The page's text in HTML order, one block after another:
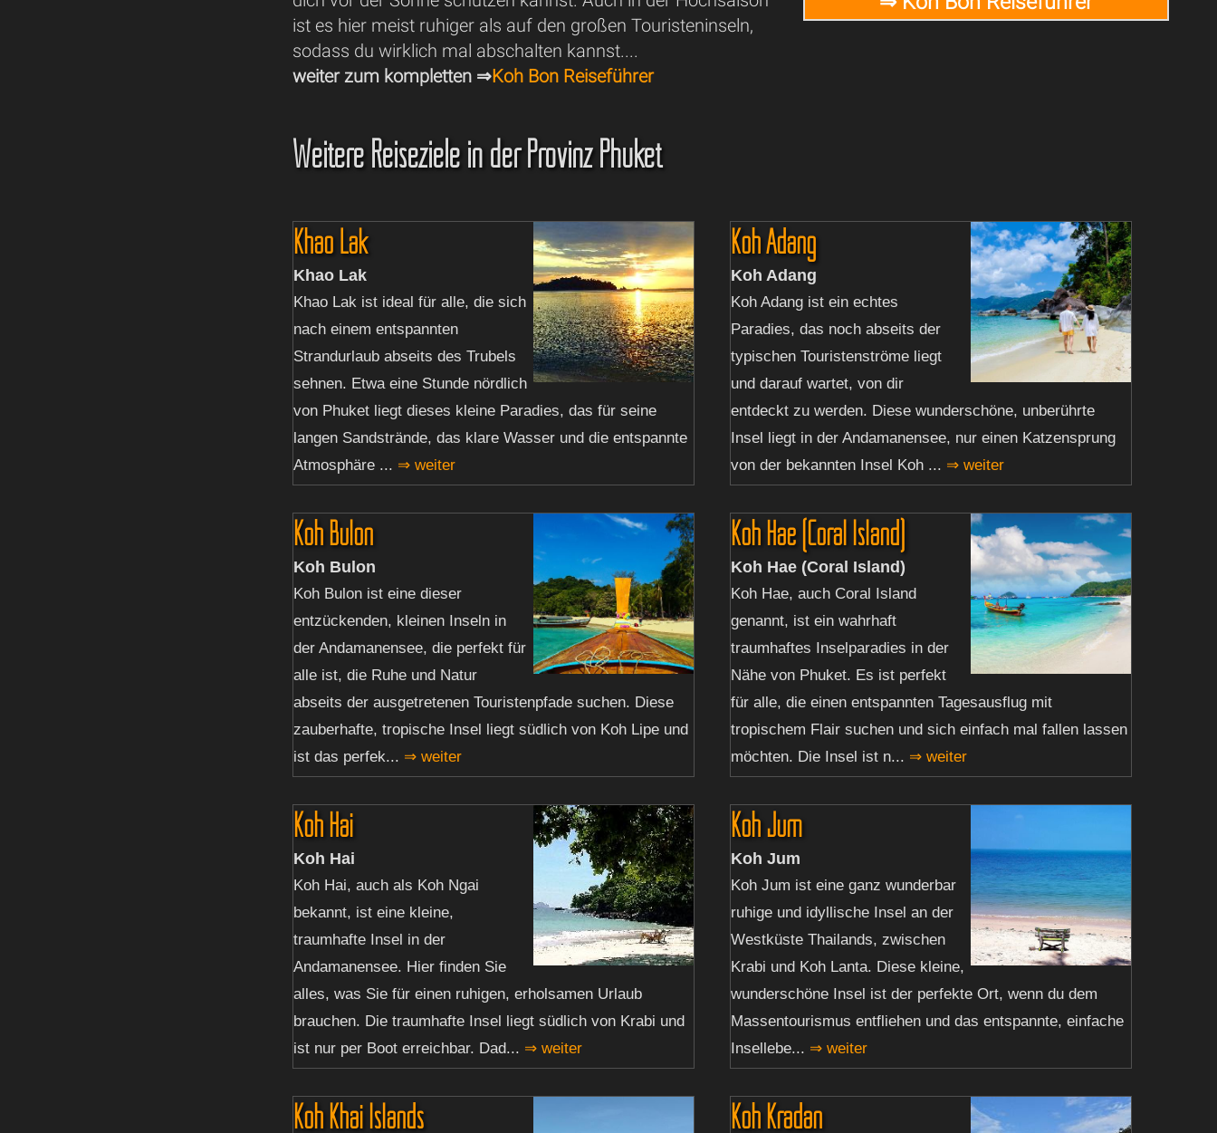
ist es hier meist ruhiger als auf den großen Touristeninseln,
sodass du wirklich mal abschalten kannst....
weiter zum kompletten ⇒Koh Bon Reiseführer
Weitere Reiseziele in der Provinz Phuket
Khao Lak
Khao Lak
Khao Lak ist ideal für alle, die sich
nach einem entspannten
Strandurlaub abseits des Trubels
sehnen. Etwa eine Stunde nördlich
von Phuket liegt dieses kleine Paradies, das für seine
langen Sandstrände, das klare Wasser und die entspannte
Atmosphäre ... ⇒ weiter
Koh Adang
Koh Adang
Koh Adang ist ein echtes
Paradies, das noch abseits der
typischen Touristenströme liegt
und darauf wartet, von dir
entdeckt zu werden. Diese wunderschöne, unberührte
Insel liegt in der Andamanensee, nur einen Katzensprung
von der bekannten Insel Koh ... ⇒ weiter
Koh Bulon
Koh Bulon
Koh Bulon ist eine dieser
entzückenden, kleinen Inseln in
der Andamanensee, die perfekt für
alle ist, die Ruhe und Natur
abseits der ausgetretenen Touristenpfade suchen. Diese
zauberhafte, tropische Insel liegt südlich von Koh Lipe und
ist das perfek... ⇒ weiter
Koh Hae (Coral Island)
Koh Hae (Coral Island)
Koh Hae, auch Coral Island
genannt, ist ein wahrhaft
traumhaftes Inselparadies in der
Nähe von Phuket. Es ist perfekt
für alle, die einen entspannten Tagesausflug mit
tropischem Flair suchen und sich einfach mal fallen lassen
möchten. Die Insel ist n... ⇒ weiter
Koh Hai
Koh Hai
Koh Hai, auch als Koh Ngai
bekannt, ist eine kleine,
traumhafte Insel in der
Andamanensee. Hier finden Sie
alles, was Sie für einen ruhigen, erholsamen Urlaub
brauchen. Die traumhafte Insel liegt südlich von Krabi und
ist nur per Boot erreichbar. Dad... ⇒ weiter
Koh Jum
Koh Jum
Koh Jum ist eine ganz wunderbar
ruhige und idyllische Insel an der
Westküste Thailands, zwischen
Krabi und Koh Lanta. Diese kleine,
wunderschöne Insel ist der perfekte Ort, wenn du dem
Massentourismus entfliehen und das entspannte, einfache
Insellebe... ⇒ weiter
Koh Khai Islands Koh Kradan